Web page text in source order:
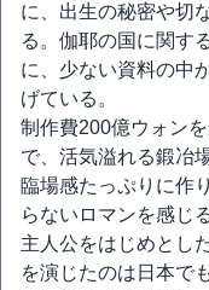
に、出生の秘密や切
る。伽耶の国に関す
に、少ない資料の中
げている。
制作費200億ウォン
で、活気溢れる鍛冶
臨場感たっぷりに作
らないロマンを感じ
主人公をはじめとし
を演じたのは日本で